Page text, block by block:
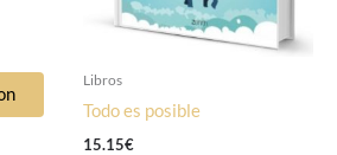
Libros
Todo es posible
15.15€